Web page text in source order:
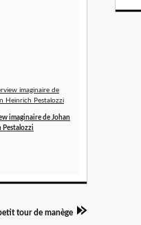
imaginaire de Johan
Pestalozzi
tour de manège